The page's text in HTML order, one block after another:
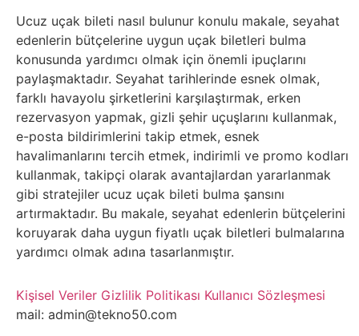
Bilgi
Bilgisayar
Bilim
Bitcoin
Bitkiler
Çizgi
Diğer
Ucuz uçak bileti nasıl bulunur konulu makale, seyahat
edenlerin bütçelerine uygun uçak biletleri bulma
konusunda yardımcı olmak için önemli ipuçlarını
paylaşmaktadır. Seyahat tarihlerinde esnek olmak,
farklı havayolu şirketlerini karşılaştırmak, erken
rezervasyon yapmak, gizli şehir uçuşlarını kullanmak,
e-posta bildirimlerini takip etmek, esnek
havalimanlarını tercih etmek, indirimli ve promo kodları
kullanmak, takipçi olarak avantajlardan yararlanmak
gibi stratejiler ucuz uçak bileti bulma şansını
artırmaktadır. Bu makale, seyahat edenlerin bütçelerini
koruyarak daha uygun fiyatlı uçak biletleri bulmalarına
yardımcı olmak adına tasarlanmıştır.
Kişisel Veriler Gizlilik Politikası Kullanıcı Sözleşmesi
mail: admin@tekno50.com